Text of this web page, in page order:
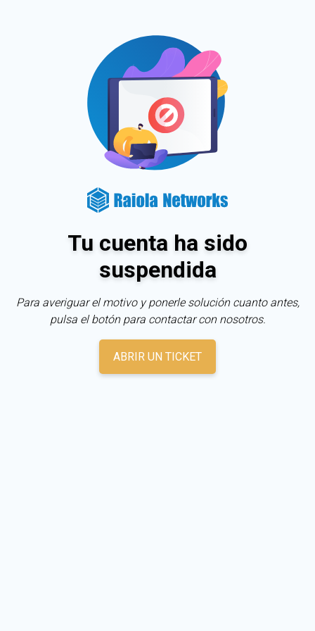
Tu cuenta ha sido
suspendida
Para averiguar el motivo y ponerle solución cuanto antes,
pulsa el botón para contactar con nosotros.
ABRIR UN TICKET